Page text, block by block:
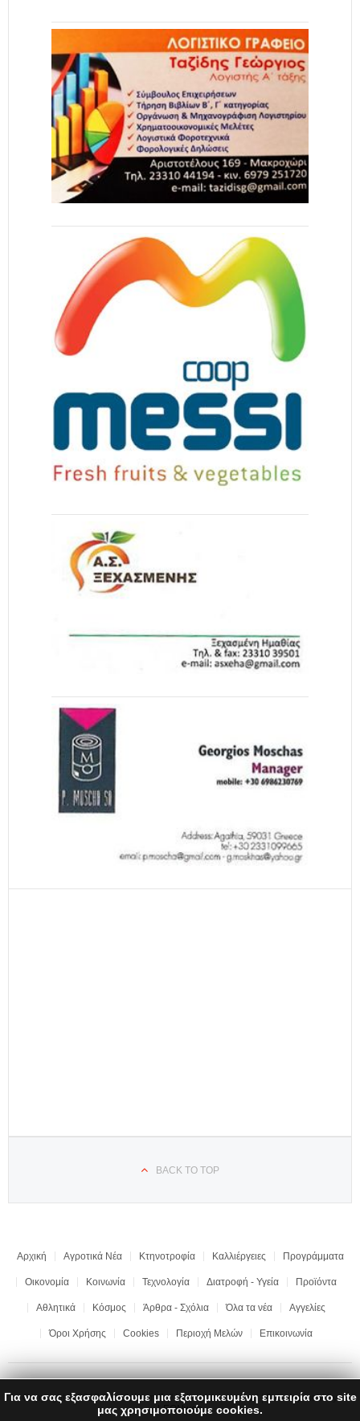
BACK TO TOP
Αρχική Αγροτικά Νέα Κτηνοτροφία Καλλιέργειες Προγράμματα
Οικονομία Κοινωνία Τεχνολογία Διατροφή - Υγεία Προϊόντα
Αθλητικά Κόσμος Άρθρα - Σχόλια Όλα τα νέα Αγγελίες
Όροι Χρήσης Cookies Περιοχή Μελών Επικοινωνία
Copyright © 2017 "Ημαθιώτικη Γη" | All rights reserved | Development by
LEONweb
Για να σας εξασφαλίσουμε μια εξατομικευμένη εμπειρία στο site
μας χρησιμοποιούμε cookies.